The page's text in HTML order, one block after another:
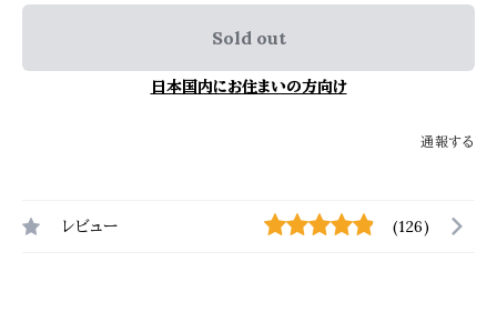
Sold out
日本国内にお住まいの方向け
通報する
レビュー (126)